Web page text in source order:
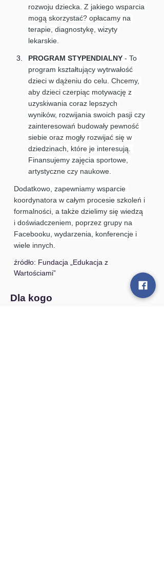
rozwoju dziecka. Z jakiego wsparcia
mogą skorzystać? opłacamy na
terapie, diagnostykę, wizyty
lekarskie.
PROGRAM STYPENDIALNY - To
program kształtujący wytrwałość
dzieci w dążeniu do celu. Chcemy,
aby dzieci czerpiąc motywację z
uzyskiwania coraz lepszych
wyników, rozwijania swoich pasji czy
zainteresowań budowały pewność
siebie oraz mogły rozwijać się w
dziedzinach, które je interesują.
Finansujemy zajęcia sportowe,
artystyczne czy naukowe.
Dodatkowo, zapewniamy wsparcie
koordynatora w całym procesie szkoleń i
formalności, a także dzielimy się wiedzą
i doświadczeniem, poprzez grupy na
Facebooku, wydarzenia, konferencje i
wiele innych.
źródło: Fundacja „Edukacja z
Wartościami”
Dla kogo